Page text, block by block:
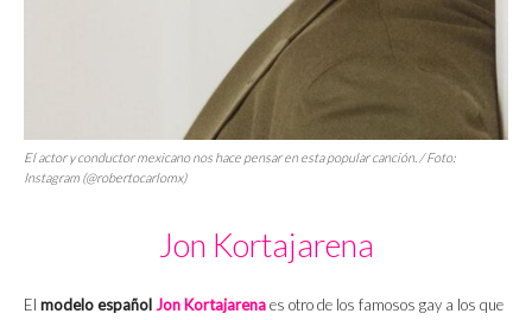
El actor y conductor mexicano nos hace pensar en esta popular canción. / Foto:
Instagram (@robertocarlomx)
Jon Kortajarena
El modeloespañol Jon Kortajarenaes otro de los famosos gay a los que